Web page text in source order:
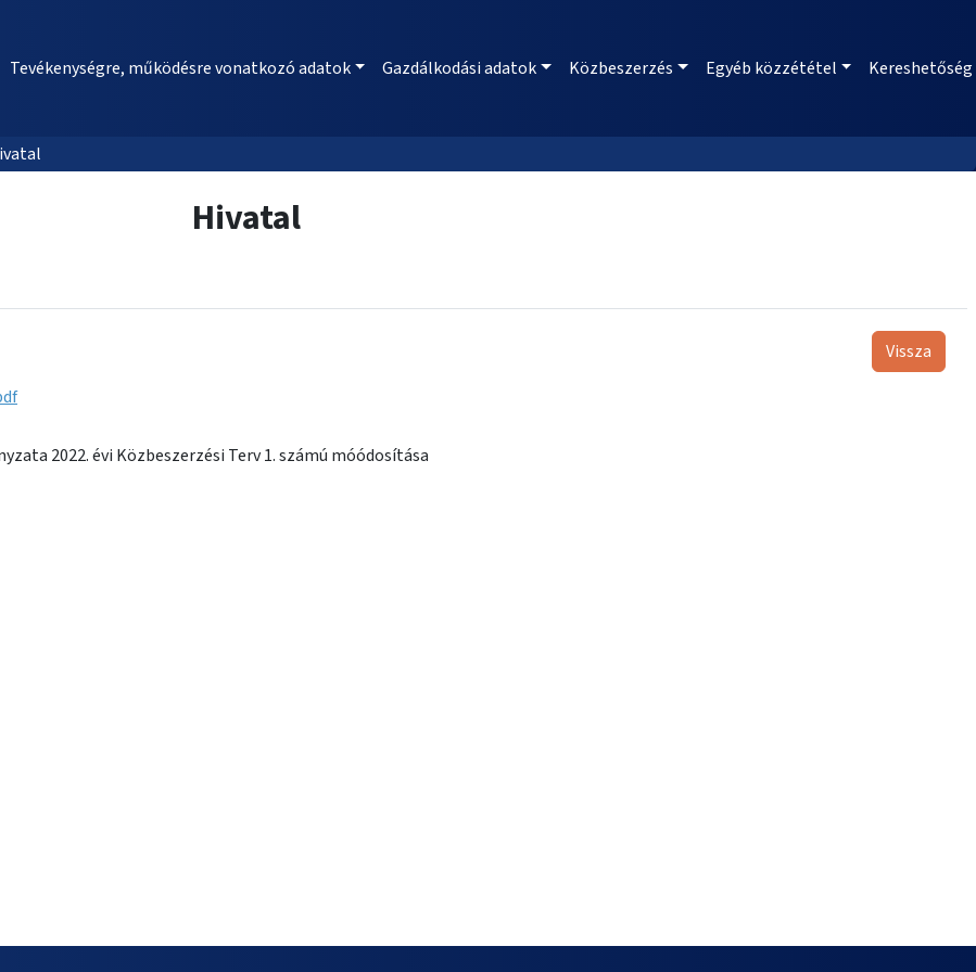
Tevékenységre, működésre vonatkozó adatok Gazdálkodási adatok Közbeszerzés Egyéb közzététel Kereshetőség
Hivatal
Vissza
2022. évi Közbeszerzési Terv 1. számú móódosítása